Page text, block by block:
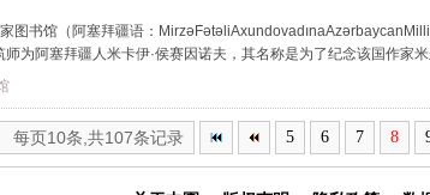
图书馆（阿塞拜疆语：
为阿塞拜疆人米卡伊·侯赛因诺夫，其名称是为了纪念该国作家米
页10条,共107条记录 5 6 7 8